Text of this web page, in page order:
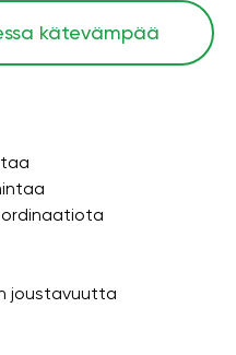
kätevämpää
joustavuutta